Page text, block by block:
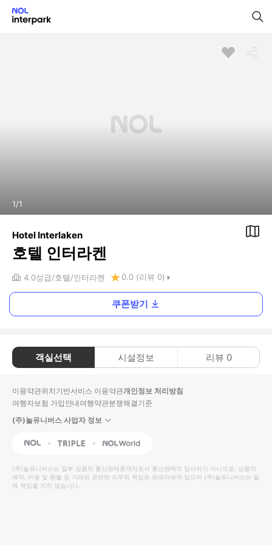
1/1
Hotel Interlaken
호텔 인터라켄
4.0성급 호텔 인터라켄 0.0 (리뷰 0)
쿠폰받기
객실선택 시설정보 리뷰 0
이용약관위치기반서비스 이용약관개인정보 처리방침
여행자보험 가입안내여행약관분쟁해결기준
(주)놀유니버스 사업자 정보
NOL Triple Interpark Global
(주)놀유니버스는 일부 상품의 통신판매중개자로서 통신판매의 당사자가 아니므로, 상품의
예약, 이용 및 환불 등 거래와 관련된 의무와 책임은 판매자에게 있으며 (주)놀유니버스는 일
체 책임을 지지 않습니다.